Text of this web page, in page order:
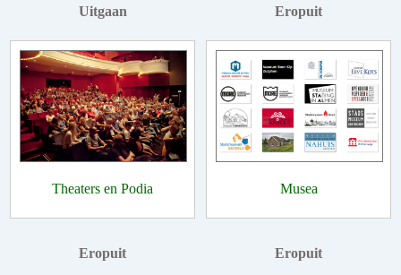
Uitgaan
Theaters en Podia
Eropuit
Musea
Eropuit Eropuit